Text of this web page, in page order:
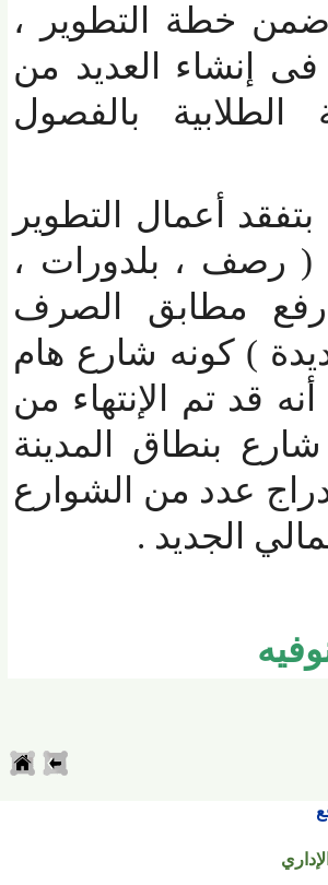
خطة التطوير ،
العديد من
بالفصول
أعمال التطوير
رصف ، بلدورات ،
مطابق الصرف
) كونه شارع هام
قد تم الإنتهاء من
ورفع كفاءة (13) شارع بنطاق المدينة
عدد من الشوارع
الجديد .